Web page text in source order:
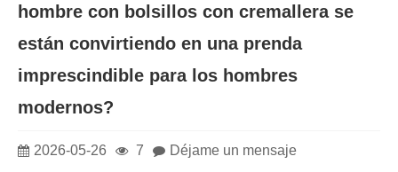
hombre con bolsillos con cremallera se
están convirtiendo en una prenda
imprescindible para los hombres
modernos?
2026-05-26 7 Déjame un mensaje